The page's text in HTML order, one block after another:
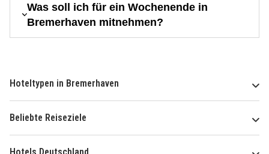
Was soll ich für ein Wochenende in
Bremerhaven mitnehmen?
Hoteltypen in Bremerhaven
Beliebte Reiseziele